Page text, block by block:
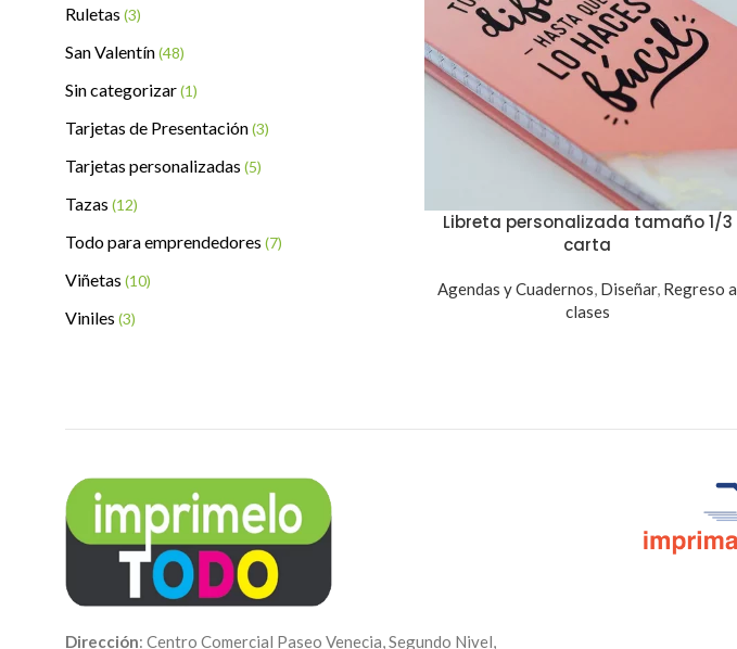
Ruletas (3)
San Valentín(48)
Sin categorizar(1)
Tarjetas de Presentación(3)
Tarjetas personalizadas (5)
Tazas (12)
Todo para emprendedores (7)
Viñetas (10)
Viniles (3)
Libreta personalizada tamaño 1/3
carta
Agendas y Cuadernos, Diseñar, Regreso a
clases
Dirección: Centro Comercial Paseo Venecia, Segundo Nivel,